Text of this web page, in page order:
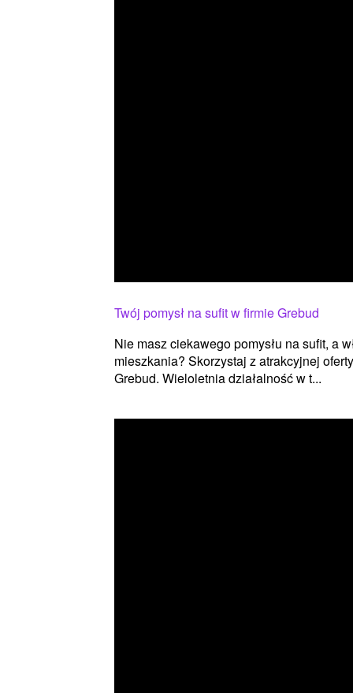
Twój pomysł na sufit w firmie Grebud
Nie masz ciekawego pomysłu na sufit, a
mieszkania? Skorzystaj z atrakcyjnej
Grebud. Wieloletnia działalność w t...